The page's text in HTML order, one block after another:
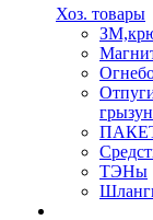
Хоз. товары
ТЭНы